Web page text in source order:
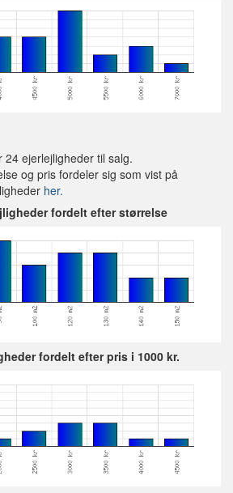
ejerlejligheder til salg.
og pris fordeler sig som vist på
her.
fordelt efter størrelse
fordelt efter pris i 1000 kr.